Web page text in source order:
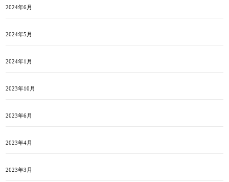
2024年6月
2024年5月
2024年1月
2023年10月
2023年6月
2023年4月
2023年3月